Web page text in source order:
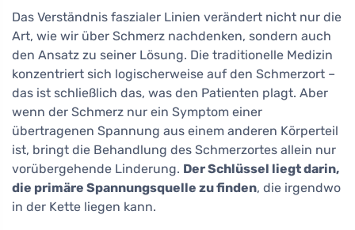
Das Verständnis faszialer Linien verändert nicht nur die
Art, wie wir über Schmerz nachdenken, sondern auch
den Ansatz zu seiner Lösung. Die traditionelle Medizin
konzentriert sich logischerweise auf den Schmerzort –
das ist schließlich das, was den Patienten plagt. Aber
wenn der Schmerz nur ein Symptom einer
übertragenen Spannung aus einem anderen Körperteil
ist, bringt die Behandlung des Schmerzortes allein nur
vorübergehende Linderung. Der Schlüssel liegt darin,
die primäre Spannungsquelle zu finden, die irgendwo
in der Kette liegen kann.